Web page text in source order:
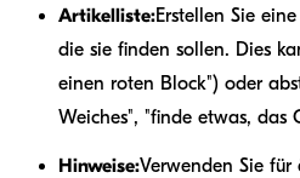
Artikelliste:Erstellen Sie
die sie finden sollen. Dies
einen roten Block") oder
Weiches", "finde etwas, das
Hinweise:Verwenden Sie